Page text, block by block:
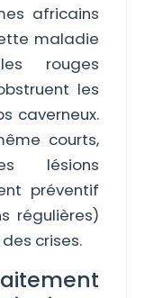
africains
maladie
rouges
les
caverneux.
courts,
lésions
préventif
régulières)
crises.